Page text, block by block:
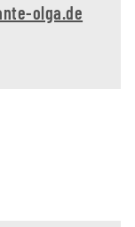
olga.de